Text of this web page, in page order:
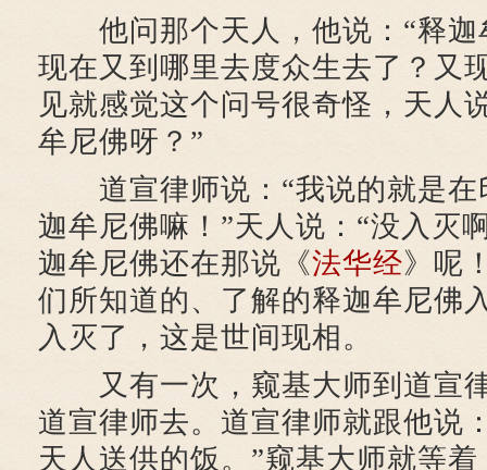
他问那个天人，他说：“释迦
现在又到哪里去度众生去了？又
见就感觉这个问号很奇怪，天人
牟尼佛呀？”
道宣律师说：“我说的就是在
迦牟尼佛嘛！”天人说：“没入灭
迦牟尼佛还在那说《法华经》呢
们所知道的、了解的释迦牟尼佛
入灭了，这是世间现相。
又有一次，窥基大师到道宣
道宣律师去。道宣律师就跟他说
天人送供的饭。”窥基大师就等